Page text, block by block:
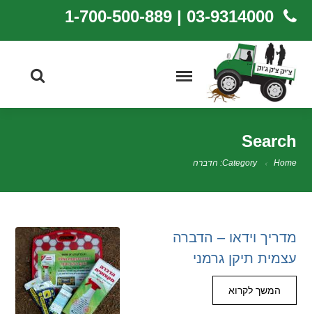
03-9314000 | 1-700-500-889
Search
Home Category: הדברה
מדריך וידאו – הדברה
עצמית תיקן גרמני
המשך לקרוא